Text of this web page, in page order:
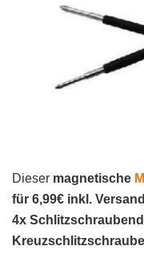
Dieser magnetische
für 6,99€ inkl. Versand
4x